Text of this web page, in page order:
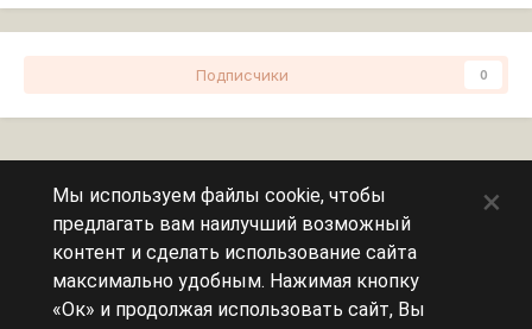
Подписчики 0
Сейчас на странице
Эту страницу никто не просматривает.
Мы используем файлы cookie, чтобы
предлагать вам наилучший возможный
контент и сделать использование сайта
максимально удобным. Нажимая кнопку
«Ок» и продолжая использовать сайт, Вы
×